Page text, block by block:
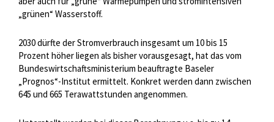
„grünen“ Wasserstoff.
2030 dürfte der Stromverbrauch insgesamt um 10 bis 15
Prozent höher liegen als bisher vorausgesagt, hat das vom
Bundeswirtschaftsministerium beauftragte Baseler
„Prognos“-Institut ermittelt. Konkret werden dann zwischen
645 und 665 Terawattstunden angenommen.